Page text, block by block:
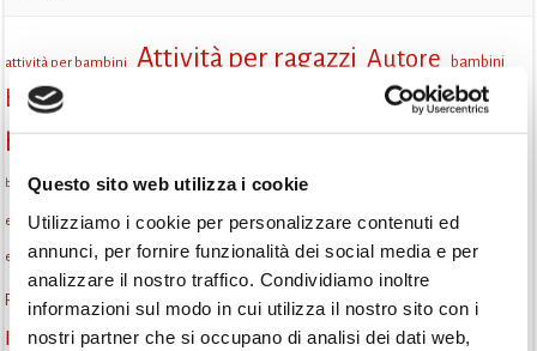
Questo sito web utilizza i cookie
Utilizziamo i cookie per personalizzare contenuti ed
annunci, per fornire funzionalità dei social media e per
analizzare il nostro traffico. Condividiamo inoltre
informazioni sul modo in cui utilizza il nostro sito con i
nostri partner che si occupano di analisi dei dati web,
attività per bambini Attività per ragazzi Autore bambini
biblioteca
biblioteca Monselice Biblioteca San Biagio
biblioteca San Biagio Monselice Centro per il libro e la lettura
eventi biblioteca eventi culturali eventi culturali Monselice
eventi in biblioteca eventi Monselice eventi per famiglie famiglie
Fiaccole della lettura gratuito gruppo di lettura incontri letterari
Informazioni laboratori creativi laboratorio